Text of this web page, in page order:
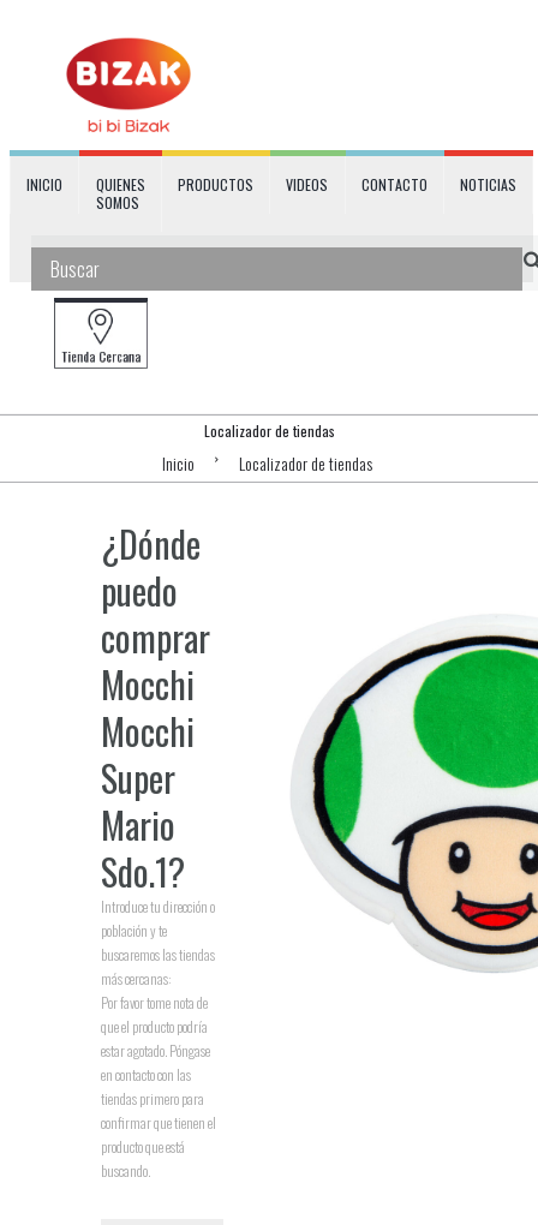
INICIO
QUIENES
SOMOS
PRODUCTOS VIDEOS CONTACTO NOTICIAS
Localizador de tiendas
Inicio Localizador de tiendas
¿Dónde
puedo
comprar
Mocchi
Mocchi
Super
Mario
Sdo.1?
Introduce tu dirección o
población y te
buscaremos las tiendas
más cercanas:
Por favor tome nota de
que el producto podría
estar agotado. Póngase
en contacto con las
tiendas primero para
confirmar que tienen el
producto que está
buscando.